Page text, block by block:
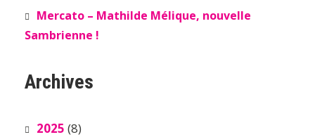
Mercato – Mathilde Mélique, nouvelle
Sambrienne !
Archives
2025 (8)